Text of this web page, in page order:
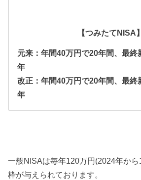
【つみたてNISA】
元来：年間40万円で20年間、最終
年
改正：年間40万円で20年間、最終
年
一般NISAは毎年120万円(2024年か
枠が与えられております。